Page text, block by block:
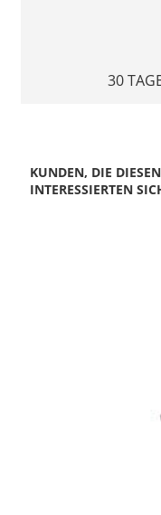
30
KUNDEN, DIE
INTERESSIERTEN